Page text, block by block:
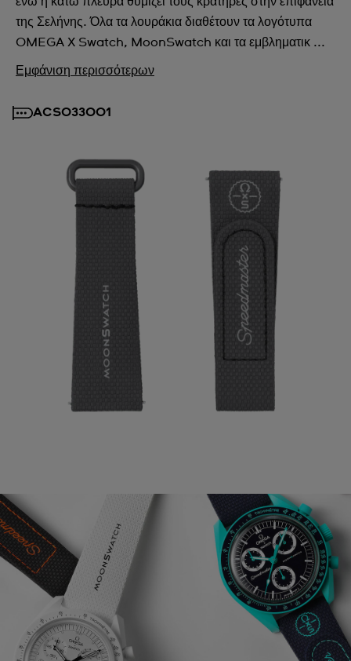
της Σελήνης. Όλα τα λουράκια διαθέτουν τα λογότυπα
OMEGA X Swatch, MoonSwatch και τα εμβληματικ ...
Εμφάνιση περισσότερων
ACSO33001